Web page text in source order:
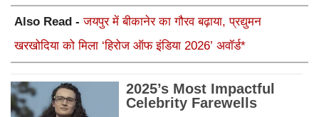
Also Read -जयपुर में बीकानेर का गौरव बढ़ाया, प्रद्युमन
खरखोदिया को मिला ‘हिरोज ऑफ इंडिया 2026’ अवॉर्ड*